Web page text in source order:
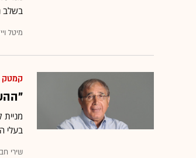
בשלב
מיטל
קמטק
בעלי
שירי